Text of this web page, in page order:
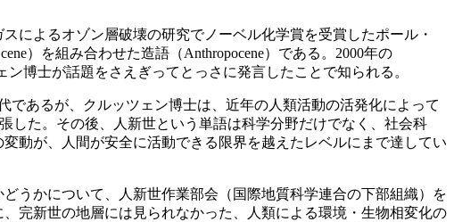
によるオゾン層破壊の研究でノーベル化学賞を受賞したポール・
）を組み合わせた造語（Anthropocene）である。2000年の
博士が話題をさえぎってとっさに発言したことで知られる。
あるが、クルッツェン博士は、近年の人類活動の活発化によって
した。その後、人新世という単語は科学分野だけでなく、社会科
動が、人間が安全に活動できる限界を越えたレベルにまで達してい
うかについて、人新世作業部会（国際地質科学連合の下部組織）を
完新世の地層には見られなかった、人類による環境・生物相変化の